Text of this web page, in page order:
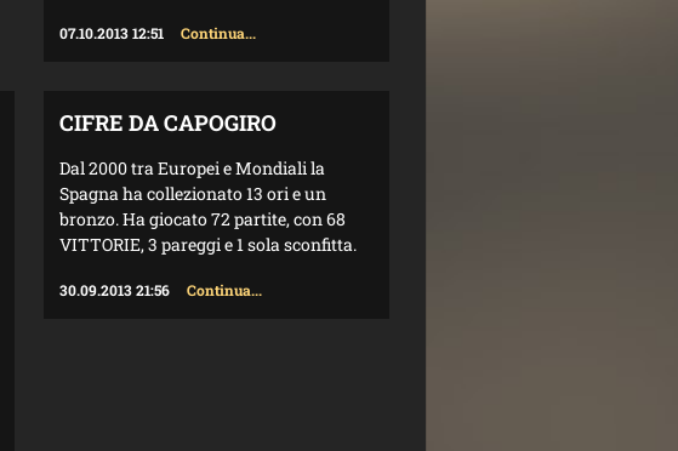
07.10.2013 12:51 Continua...
CIFRE DA CAPOGIRO
Dal 2000 tra Europei e Mondiali la
Spagna ha collezionato 13 ori e un
bronzo. Ha giocato 72 partite, con 68
VITTORIE, 3 pareggi e 1 sola sconfitta.
30.09.2013 21:56 Continua...